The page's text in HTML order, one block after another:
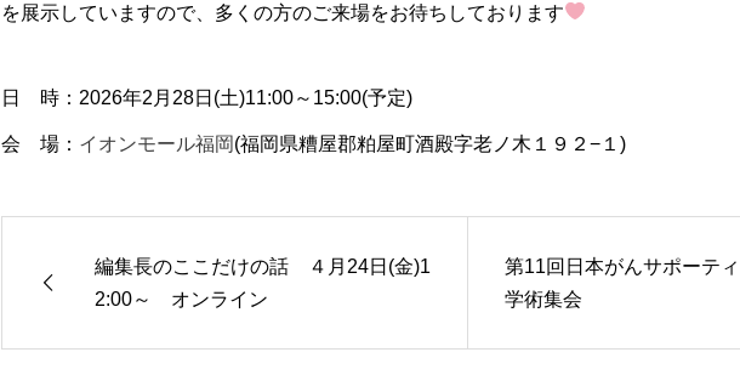
を展示していますので、多くの方のご来場をお待ちしております
日 時：2026年2月28日(土)11:00～15:00(予定)
会 場： イオンモール福岡(福岡県糟屋郡粕屋町酒殿字老ノ木１９２−１)
編集長のここだけの話 ４月24日(金)1
2:00～ オンライン
第11回日本がんサポーテ
学術集会